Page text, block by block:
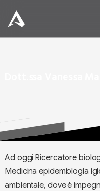
Ad oggi Ricercatore
Medicina epidemiologia
ambientale, dove è